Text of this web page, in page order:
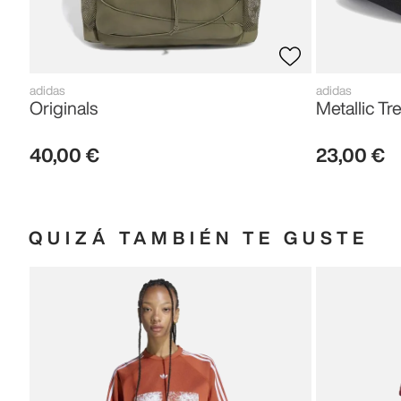
adidas
Originals
40,00 €
adidas
Metallic
23,00 €
QUIZÁ TAMBIÉN TE GUSTE